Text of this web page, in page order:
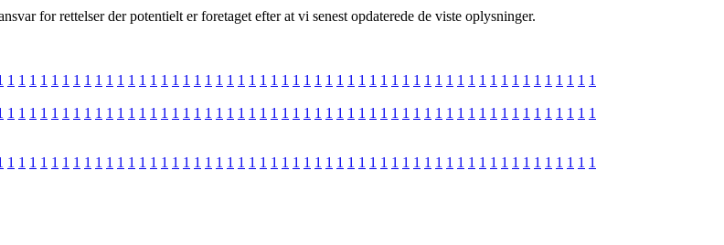
for rettelser der potentielt er foretaget efter at vi senest opdaterede de viste oplysninger.
1 1 1 1 1 1 1 1 1 1 1 1 1 1 1 1 1 1 1 1 1 1 1 1 1 1 1 1 1 1 1 1 1 1 1 1 1 1 1 1 1 1 1 1 1 1 1 1 1 1 1 1 1 1
1 1 1 1 1 1 1 1 1 1 1 1 1 1 1 1 1 1 1 1 1 1 1 1 1 1 1 1 1 1 1 1 1 1 1 1 1 1 1 1 1 1 1 1 1 1 1 1 1 1 1 1 1 1
1 1 1 1 1 1 1 1 1 1 1 1 1 1 1 1 1 1 1 1 1 1 1 1 1 1 1 1 1 1 1 1 1 1 1 1 1 1 1 1 1 1 1 1 1 1 1 1 1 1 1 1 1 1